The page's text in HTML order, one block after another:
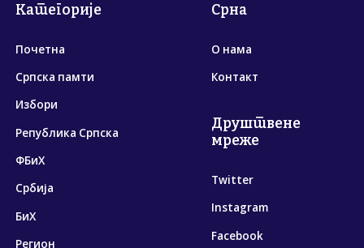
Категорије
Почетна
Српска памти
Избори
Република Српска
ФБиХ
Србија
БиХ
Регион
Срна
О нама
Контакт
Друштвене
мреже
Twitter
Instagram
Facebook